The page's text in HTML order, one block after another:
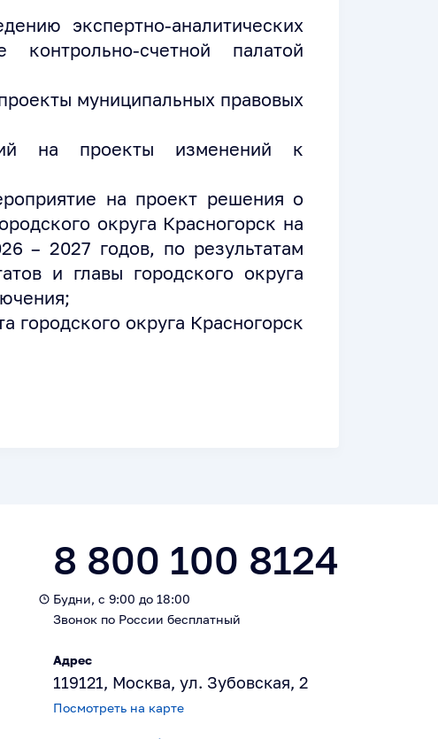
экспертно-аналитических
счетной палатой
муниципальных правовых
на проекты изменений к
на проект решения о
округа Красногорск на
– 2027 годов, по результатам
и главы городского округа
городского округа Красногорск
8 800 100 8124
Будни, с 9:00 до 18:00
Звонок по России бесплатный
Адрес
119121, Москва, ул. Зубовская, 2
Посмотреть на карте